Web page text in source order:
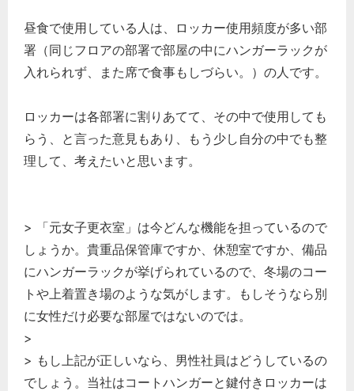
昼食で使用している人は、ロッカー使用頻度が多い部
署（同じフロアの部署で部屋の中にハンガーラックが
入れられず、また席で食事もしづらい。）の人です。
ロッカーは各部署に割りあてて、その中で使用しても
らう、と言った意見もあり、もう少し自分の中でも整
理して、考えたいと思います。
> 「元女子更衣室」は今どんな機能を担っているので
しょうか。貴重品保管庫ですか、休憩室ですか、備品
にハンガーラックが挙げられているので、冬場のコー
トや上着置き場のような気がします。もしそうなら別
に女性だけ必要な部屋ではないのでは。
>
> もし上記が正しいなら、男性社員はどうしているの
でしょう。当社はコートハンガーと鍵付きロッカーは